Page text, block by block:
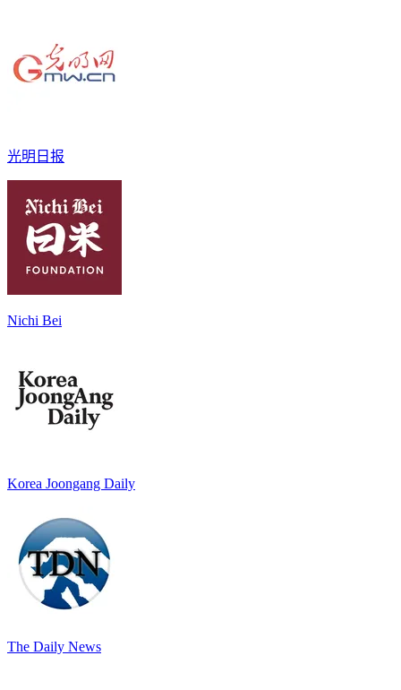
光明日报
Nichi Bei
Korea Joongang Daily
The Daily News